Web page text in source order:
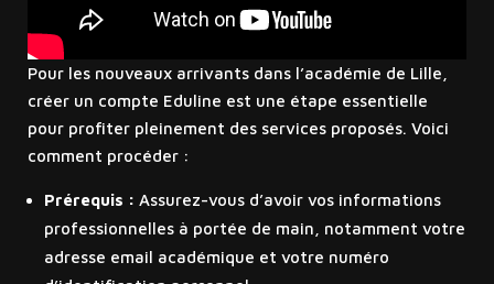
Pour les nouveaux arrivants dans l’académie de Lille,
créer un compte Eduline est une étape essentielle
pour profiter pleinement des services proposés. Voici
comment procéder :
Prérequis : Assurez-vous d’avoir vos informations
professionnelles à portée de main, notamment votre
adresse email académique et votre numéro